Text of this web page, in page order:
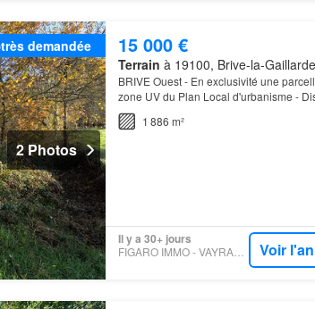
très demandée
2 Photos
15 000 €
Terrain à 19100, Brive-la-
BRIVE Ouest - En exclusivité une
zone UV du Plan Local d'urbanisme -
linéaires et une profondeur d'environ 75
1 886 m²
Il y a 30+ jours
FIGARO IMMO - VAYRAC IMMOBILIER Voir